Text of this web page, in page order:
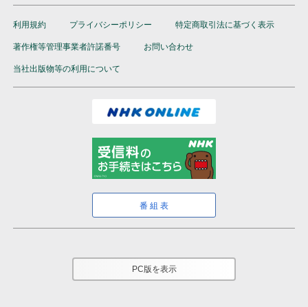
利用規約 プライバシーポリシー 特定商取引法に基づく表示
著作権等管理事業者許諾番号 お問い合わせ
当社出版物等の利用について
番組表
PC版を表示